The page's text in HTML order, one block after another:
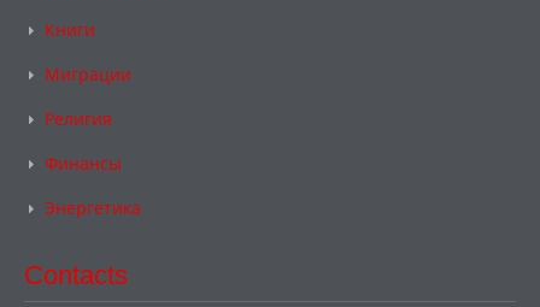
Книги
Миграции
Религия
Финансы
Энергетика
Contacts